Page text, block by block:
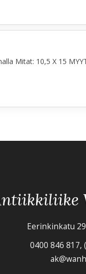
Mitat: 10,5 X 15
Eerinkinkatu
0400 846 817,